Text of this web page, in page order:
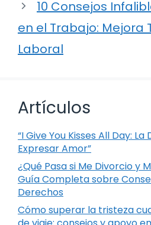
10 Consejos
en el Trabajo: Mejora
Laboral
Artículos
“I Give You Kisses All Day:
Expresar Amor”
¿Qué Pasa si Me Divorcio y
Guía Completa sobre
Derechos
Cómo superar la tristeza